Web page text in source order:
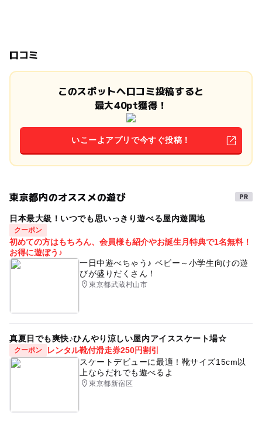
口コミ
このスポットへ口コミ投稿すると
最大40pt獲得！
いこーよアプリで今すぐ投稿！
東京都内のオススメの遊び
日本最大級！いつでも思いっきり遊べる屋内遊園地
クーポン
初めての方はもちろん、会員様も紹介やお誕生月特典で1名無料！
お得に遊ぼう♪
一日中遊べちゃう♪ ベビー～小学生向けの遊
びが盛りだくさん！
東京都武蔵村山市
真夏日でも爽快♪ひんやり涼しい屋内アイススケート場☆
クーポン
レンタル靴付滑走券250円割引
スケートデビューに最適！靴サイズ15cm以
上ならだれでも遊べるよ
東京都新宿区